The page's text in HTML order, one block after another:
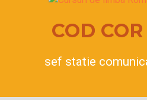
COD
sef statie